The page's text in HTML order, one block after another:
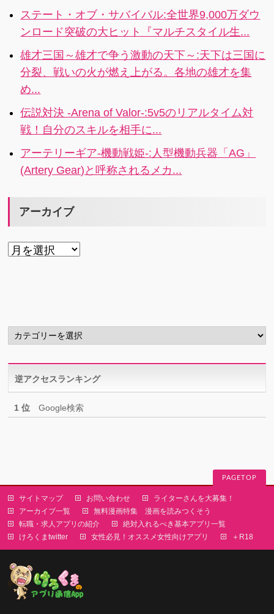
組織し、生息
地を守ろう！
4.1x
ステート・オブ・サバイバル:全世界9,000万ダウ
ンロード突破の大ヒット『マルチスタイル生...
雄才三国～雄才で争う激動の天下～:天下は三国に
分裂、戦いの火が燃え上がる。各地の雄才を集
め...
伝説対決 -Arena of Valor-:5v5のリアルタイム対
戦！自分のスキルを相手に...
アーテリーギア-機動戦姫-:人型機動兵器「AG」
(Artery Gear)と呼称されるメカ...
アーカイブ
ア
カ
テ
リ
ー逆アクセスランキング
1 位 Google検索
PAGETOP
サイトマップ お問い合わせ
ライターさんを大募集！
アーカイブ一覧
無料漫画特集 漫画を読みつくそう
転職・求人アプリの紹介
絶対入れるべき基本アプリ一覧
けろくまtwitter
女性必見！オススメ女性向けアプリ ＋R18